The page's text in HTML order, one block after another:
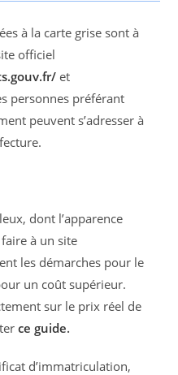
à la carte grise sont à
officiel
et
personnes préférant
peuvent s’adresser à
dont l’apparence
à un site
les démarches pour le
un coût supérieur.
sur le prix réel de
ce guide.
d’immatriculation,